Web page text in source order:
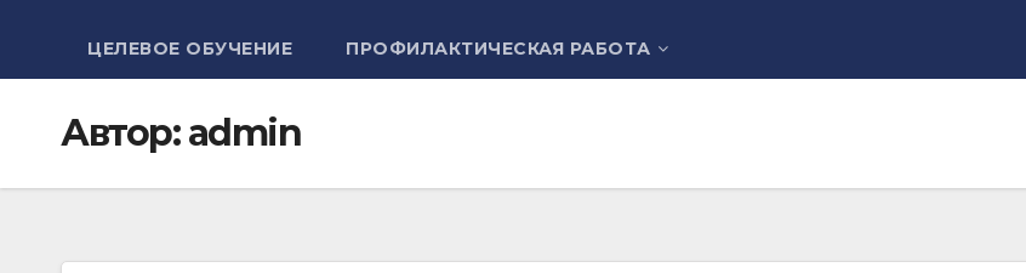
ЦЕЛЕВОЕ ОБУЧЕНИЕ ПРОФИЛАКТИЧЕСКАЯ РАБОТА
Автор:admin